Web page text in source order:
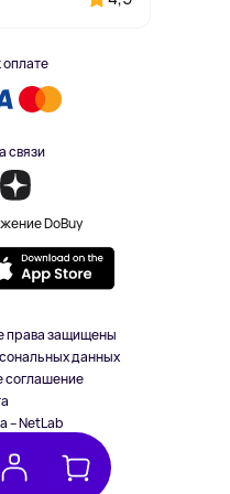
связи
DoBuy
права защищены
данных
соглашение
– NetLab